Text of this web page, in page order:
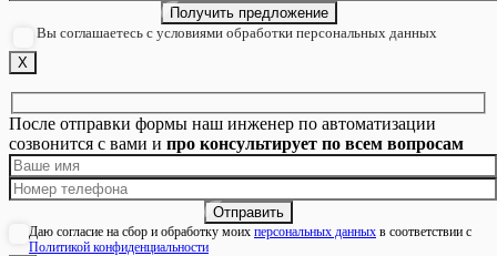
Вы соглашаетесь с условиями обработки персональных данных
Х
После отправки формы наш инженер по автоматизации
созвонится с вами и про консультирует по всем вопросам
Даю согласие на сбор и обработку моих персональных данных в соответствии с
Политикой конфиденциальности